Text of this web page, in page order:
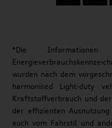
*Die
wurden nach dem
harmonised Light-duty
Kraftstoffverbrauch und der
der effizienten
auch vom Fahrstil und